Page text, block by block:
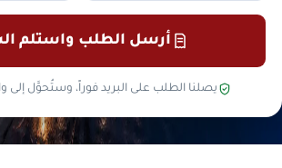
أرسل الطلب واستلم
يصلنا الطلب على البريد فوراً، وستُحوَّل إلى